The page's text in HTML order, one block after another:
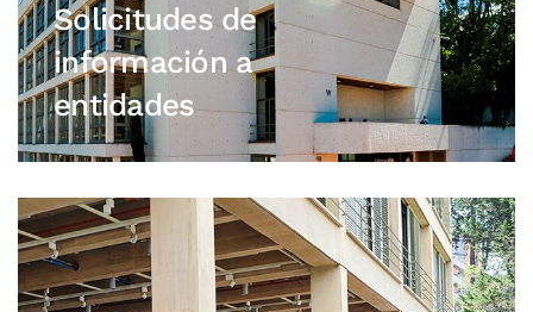
Solicitudes de
información a
entidades